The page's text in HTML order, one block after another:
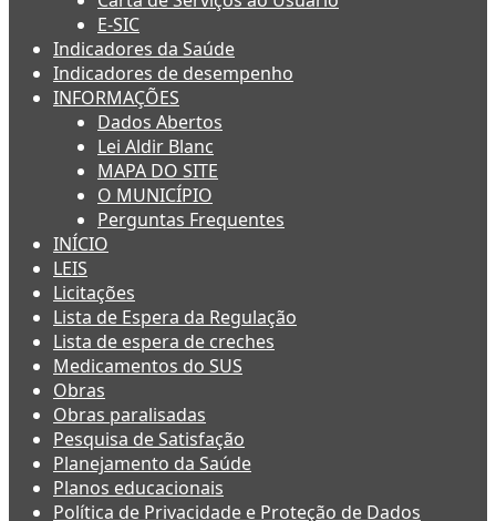
E-SIC
Indicadores da Saúde
Indicadores de desempenho
INFORMAÇÕES
Dados Abertos
Lei Aldir Blanc
MAPA DO SITE
O MUNICÍPIO
Perguntas Frequentes
INÍCIO
LEIS
Licitações
Lista de Espera da Regulação
Lista de espera de creches
Medicamentos do SUS
Obras
Obras paralisadas
Pesquisa de Satisfação
Planejamento da Saúde
Planos educacionais
Política de Privacidade e Proteção de Dados